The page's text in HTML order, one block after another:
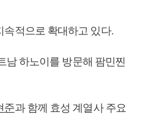
속적으로 확대하고 있다.
남 하노이를 방문해 팜민찐
준과 함께 효성 계열사 주요